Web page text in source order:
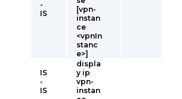
-
IS
[vpn-
instan
ce
<vpnIn
stanc
e>]
IS
-
IS
displa
y ip
vpn-
instan